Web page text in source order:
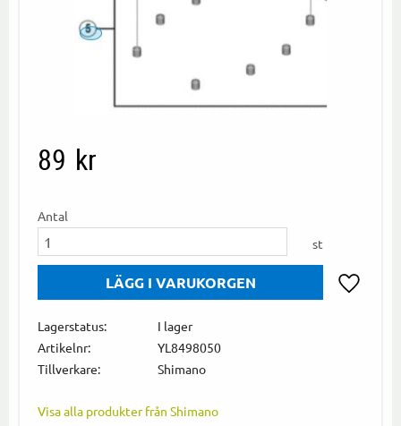
89 kr
Antal
st
Lagerstatus
I lager
Artikelnr
YL8498050
Tillverkare
Shimano
Visa alla produkter från Shimano